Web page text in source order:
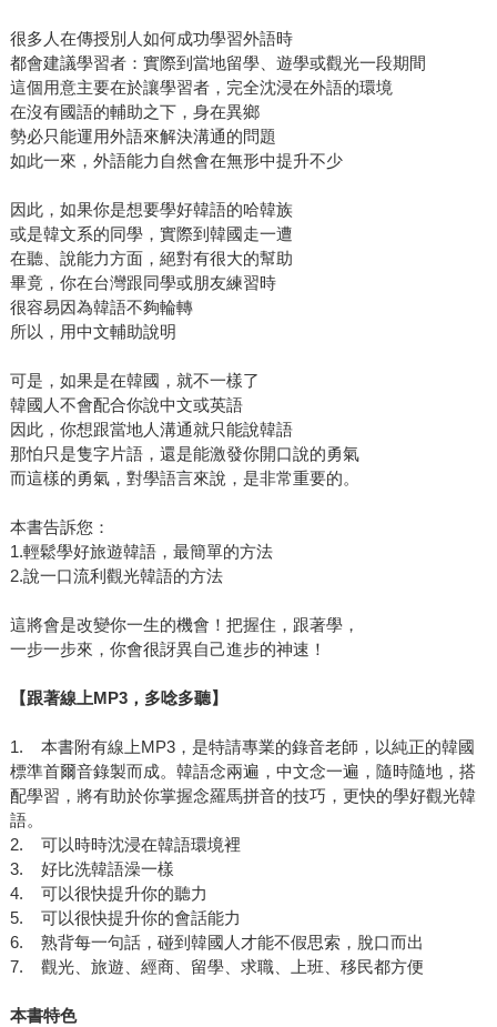
很多人在傳授別人如何成功學習外語時
都會建議學習者：實際到當地留學、遊學或觀光一段期間
這個用意主要在於讓學習者，完全沈浸在外語的環境
在沒有國語的輔助之下，身在異鄉
勢必只能運用外語來解決溝通的問題
如此一來，外語能力自然會在無形中提升不少
因此，如果你是想要學好韓語的哈韓族
或是韓文系的同學，實際到韓國走一遭
在聽、說能力方面，絕對有很大的幫助
畢竟，你在台灣跟同學或朋友練習時
很容易因為韓語不夠輪轉
所以，用中文輔助說明
可是，如果是在韓國，就不一樣了
韓國人不會配合你說中文或英語
因此，你想跟當地人溝通就只能說韓語
那怕只是隻字片語，還是能激發你開口說的勇氣
而這樣的勇氣，對學語言來說，是非常重要的。
本書告訴您：
1.輕鬆學好旅遊韓語，最簡單的方法
2.說一口流利觀光韓語的方法
這將會是改變你一生的機會！把握住，跟著學，
一步一步來，你會很訝異自己進步的神速！
【跟著線上MP3，多唸多聽】
1. 本書附有線上MP3，是特請專業的錄音老師，以純正的韓國
標準首爾音錄製而成。韓語念兩遍，中文念一遍，隨時隨地，搭
配學習，將有助於你掌握念羅馬拼音的技巧，更快的學好觀光韓
語。
2. 可以時時沈浸在韓語環境裡
3. 好比洗韓語澡一樣
4. 可以很快提升你的聽力
5. 可以很快提升你的會話能力
6. 熟背每一句話，碰到韓國人才能不假思索，脫口而出
7. 觀光、旅遊、經商、留學、求職、上班、移民都方便
本書特色